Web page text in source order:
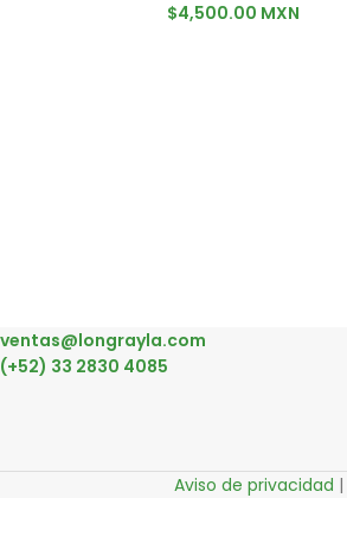
$4,500.00 MXN
ventas@longrayla.com
(+52) 33 2830 4085
Aviso de privacidad |